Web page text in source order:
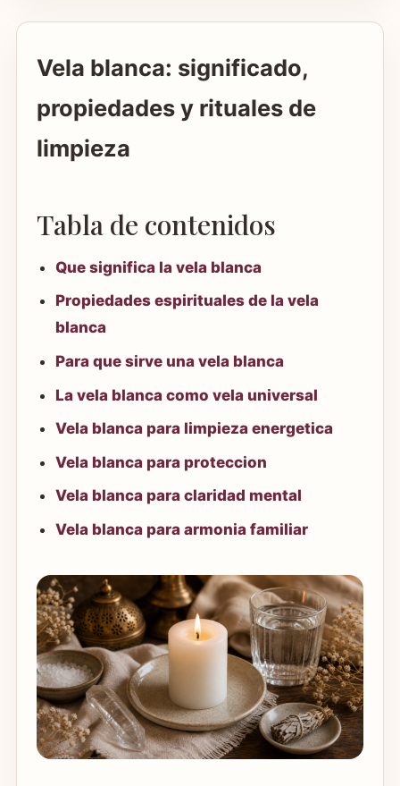
Vela blanca: significado,
propiedades y rituales de
limpieza
Tabla de contenidos
Que significa la vela blanca
Propiedades espirituales de la vela
blanca
Para que sirve una vela blanca
La vela blanca como vela universal
Vela blanca para limpieza energetica
Vela blanca para proteccion
Vela blanca para claridad mental
Vela blanca para armonia familiar